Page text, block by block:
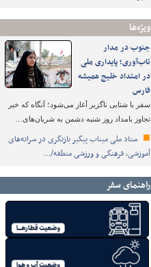
ویژه‌ها
جنوب در مدار
تاب‌آوری؛ پایداری ملی
در امتداد خلیج همیشه
فارس
سفر با شتابی ناگزیر آغاز می‌شود؛ آنگاه که خبر
تجاوز بامداد روز شنبه دشمن به شریان‌های…
ستاد ملی میناب پیگیر بازنگری در سرانه‌های
آموزشی، فرهنگی و ورزشی منطقه/…
راهنمای سفر